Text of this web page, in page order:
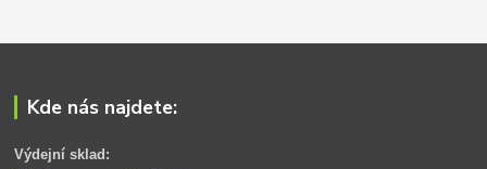
Kde nás najdete:
Výdejní sklad: